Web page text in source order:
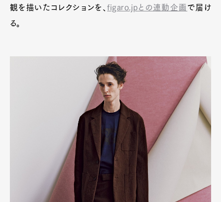
観を描いたコレクションを、figaro.jpとの連動企画 で届け
る。